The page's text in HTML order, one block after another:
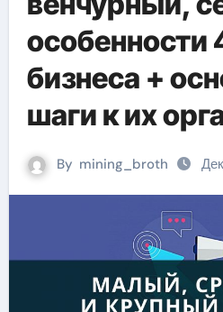
особенности
бизнеса +
шаги к их
By mining_broth